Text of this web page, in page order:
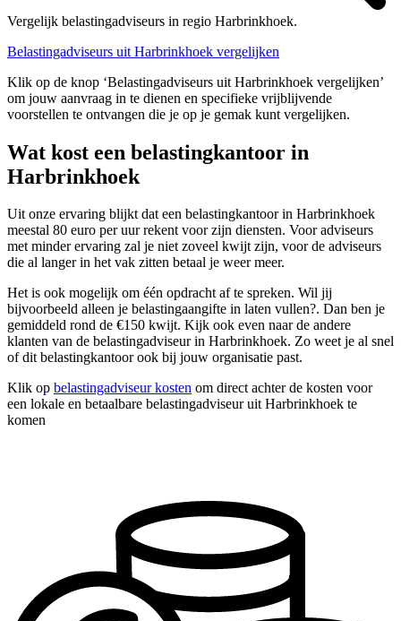
Vergelijk belastingadviseurs in regio Harbrinkhoek.
Belastingadviseurs uit Harbrinkhoek vergelijken
Klik op de knop ‘Belastingadviseurs uit Harbrinkhoek vergelijken’
om jouw aanvraag in te dienen en specifieke vrijblijvende
voorstellen te ontvangen die je op je gemak kunt vergelijken.
Wat kost een belastingkantoor in
Harbrinkhoek
Uit onze ervaring blijkt dat een belastingkantoor in Harbrinkhoek
meestal 80 euro per uur rekent voor zijn diensten. Voor adviseurs
met minder ervaring zal je niet zoveel kwijt zijn, voor de adviseurs
die al langer in het vak zitten betaal je weer meer.
Het is ook mogelijk om één opdracht af te spreken. Wil jij
bijvoorbeeld alleen je belastingaangifte in laten vullen?. Dan ben je
gemiddeld rond de €150 kwijt. Kijk ook even naar de andere
klanten van de belastingadviseur in Harbrinkhoek. Zo weet je al snel
of dit belastingkantoor ook bij jouw organisatie past.
Klik op belastingadviseur kosten om direct achter de kosten voor
een lokale en betaalbare belastingadviseur uit Harbrinkhoek te
komen